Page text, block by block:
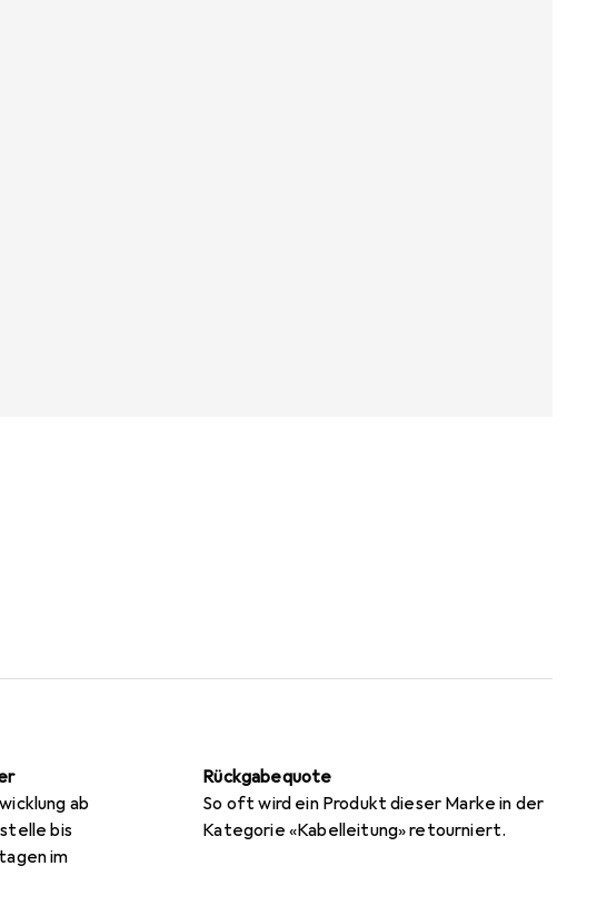
ab
bis
im
Rückgabequote
So oft wird ein Produkt dieser Marke in der
Kategorie «Kabelleitung» retourniert.